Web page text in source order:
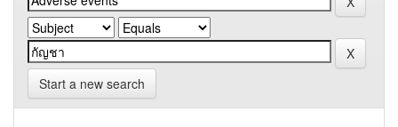
Start a new search